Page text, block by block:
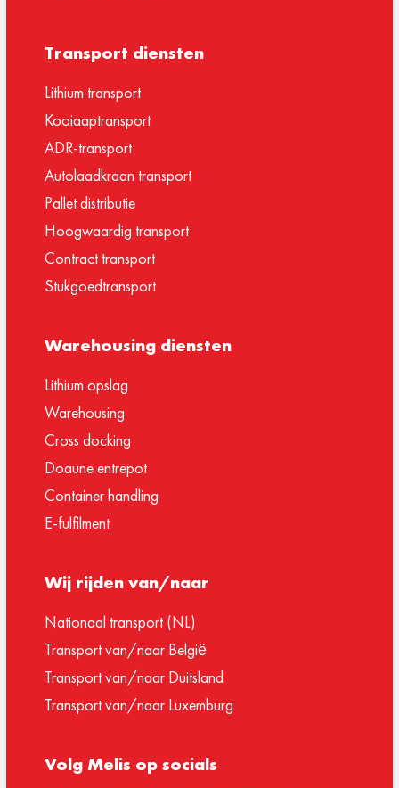
Transport diensten
Lithium transport
Kooiaaptransport
ADR-transport
Autolaadkraan transport
Pallet distributie
Hoogwaardig transport
Contract transport
Stukgoedtransport
Warehousing diensten
Lithium opslag
Warehousing
Cross docking
Doaune entrepot
Container handling
E-fulfilment
Wij rijden van/naar
Nationaal transport (NL)
Transport van/naar België
Transport van/naar Duitsland
Transport van/naar Luxemburg
Volg Melis op socials